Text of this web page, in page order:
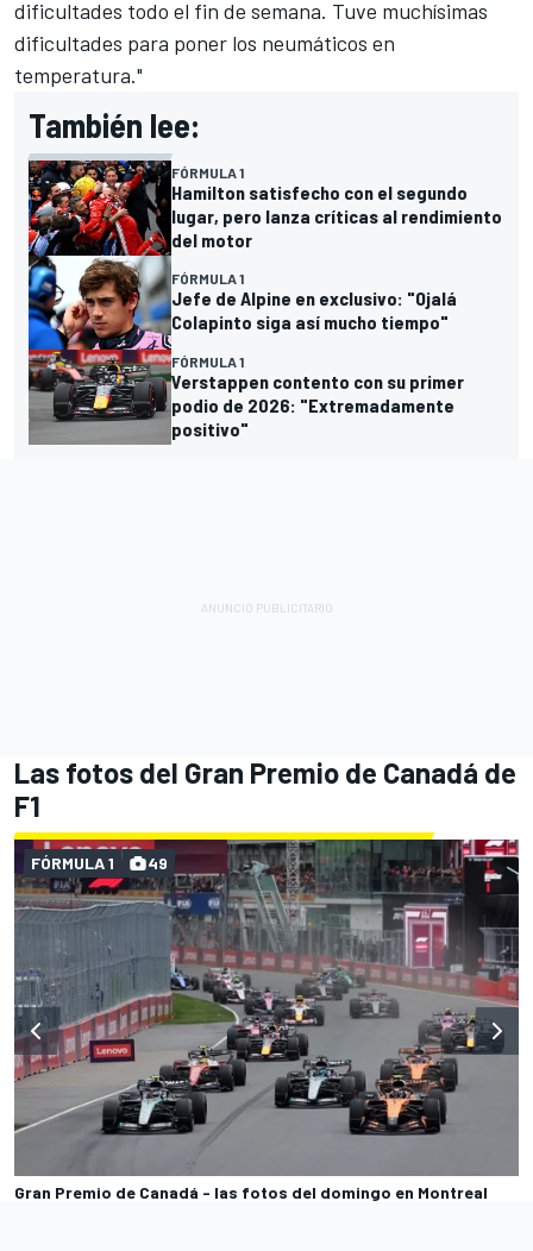
dificultades todo el fin de semana. Tuve muchísimas
dificultades para poner los neumáticos en
temperatura."
También lee:
FÓRMULA 1
Hamilton satisfecho con el segundo
lugar, pero lanza críticas al rendimiento
del motor
FÓRMULA 1
Jefe de Alpine en exclusivo: "Ojalá
Colapinto siga así mucho tiempo"
FÓRMULA 1
Verstappen contento con su primer
podio de 2026: "Extremadamente
positivo"
Las fotos del Gran Premio de Canadá de
F1
Gran Premio de Canadá - las fotos del domingo en Montreal
FÓRMULA 1 49